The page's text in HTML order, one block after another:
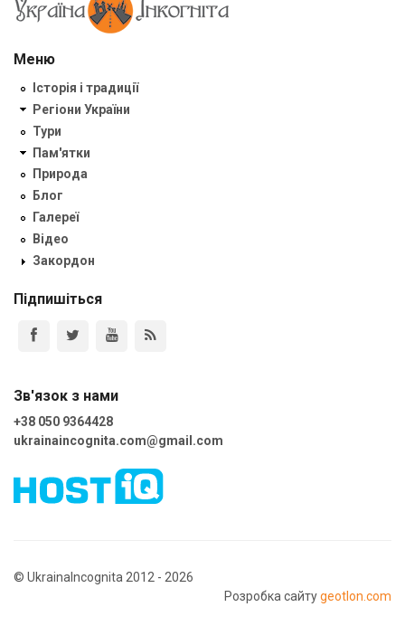
Меню
Історія і традиції
Регіони України
Тури
Пам'ятки
Природа
Блог
Галереї
Відео
Закордон
Підпишіться
Зв'язок з нами
+38 050 9364428
ukrainaincognita.com@gmail.com
© UkrainaIncognita 2012 - 2026
Розробка сайтуgeotlon.com